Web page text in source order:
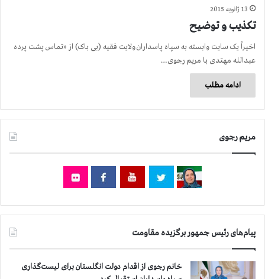
13 ژانویه 2015
تكذیب و توضیح
اخیراً یک سایت وابسته به سپاه پاسداران ولایت فقیه (بی باک) از «تماس پشت پرده
عبدالله مهتدی با مریم رجوی…
ادامه مطلب
مریم رجوی
پیام‌های رئیس جمهور برگزیده مقاومت
خانم رجوی از اقدام دولت انگلستان برای لیست‌گذاری